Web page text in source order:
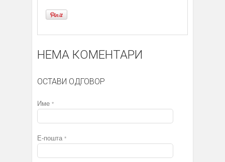
НЕМА КОМЕНТАРИ
ОСТАВИ ОДГОВОР
Име *
Е-пошта *